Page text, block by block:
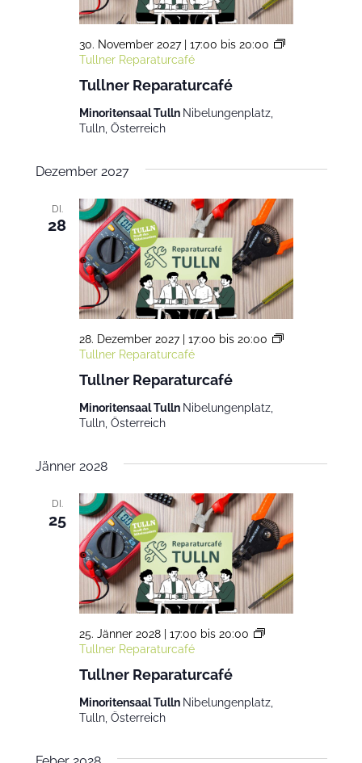
Tullner Reparaturcafé
30. November 2027 | 17:00 bis 20:00
Tullner Reparaturcafé
Minoritensaal Tulln Nibelungenplatz,
Tulln, Österreich
Dezember 2027
DI.
28
Tullner Reparaturcafé
28. Dezember 2027 | 17:00 bis 20:00
Tullner Reparaturcafé
Minoritensaal Tulln Nibelungenplatz,
Tulln, Österreich
Jänner 2028
DI.
25
Tullner Reparaturcafé
25. Jänner 2028 | 17:00 bis 20:00
Tullner Reparaturcafé
Minoritensaal Tulln Nibelungenplatz,
Tulln, Österreich